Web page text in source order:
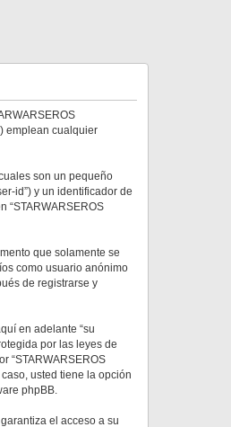
emplean cualquier
son un pequeño
id”) y un identificador de
“STARWARSEROS
que solamente se
como usuario anónimo
de registrarse y
en adelante “su
por las leyes de
“STARWARSEROS
usted tiene la opción
phpBB.
el acceso a su